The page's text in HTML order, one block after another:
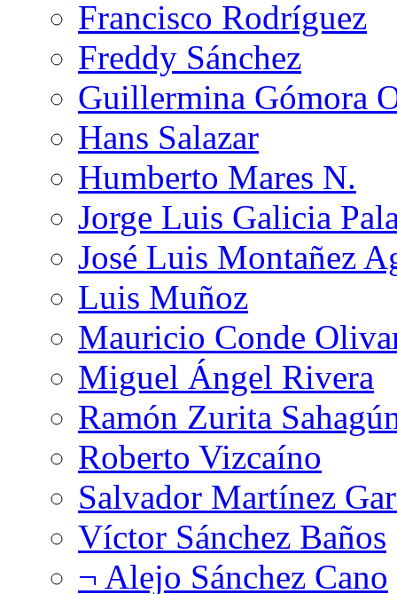
Francisco Rodríguez
Freddy Sánchez
Guillermina Gómora
Hans Salazar
Humberto Mares N.
Jorge Luis Galicia
José Luis Montañez
Luis Muñoz
Mauricio Conde
Miguel Ángel Rivera
Ramón Zurita
Roberto Vizcaíno
Salvador Martínez
Víctor Sánchez Baños
¬ Alejo Sánchez Cano